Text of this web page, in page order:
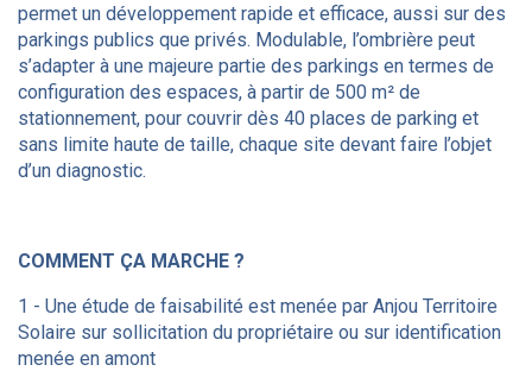
permet un développement rapide et efficace, aussi sur des
parkings publics que privés. Modulable, l’ombrière peut
s’adapter à une majeure partie des parkings en termes de
configuration des espaces, à partir de 500 m² de
stationnement, pour couvrir dès 40 places de parking et
sans limite haute de taille, chaque site devant faire l’objet
d’un diagnostic.
COMMENT ÇA MARCHE ?
1 - Une étude de faisabilité est menée par Anjou Territoire
Solaire sur sollicitation du propriétaire ou sur identification
menée en amont